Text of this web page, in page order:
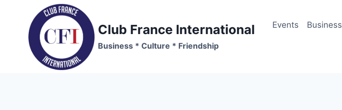
content
Club France International
Business * Culture * Friendship
Events Business